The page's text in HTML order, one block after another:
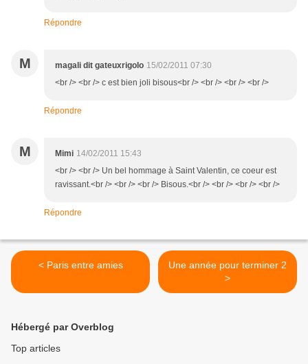
Répondre
M magali dit gateuxrigolo 15/02/2011 07:30
<br /> <br /> c est bien joli bisous<br /> <br /> <br /> <br />
Répondre
M Mimi 14/02/2011 15:43
<br /> <br /> Un bel hommage à Saint Valentin, ce coeur est
ravissant.<br /> <br /> <br /> Bisous.<br /> <br /> <br /> <br />
Répondre
< Paris entre amies
Une année pour terminer 2
>
Hébergé par Overblog
Top articles